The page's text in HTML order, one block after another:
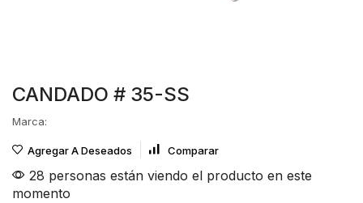
CANDADO # 35-SS
Marca:
Agregar A Deseados Comparar
28 personas están viendo el producto en este
momento